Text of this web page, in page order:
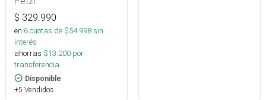
$ 329.990
en 6cuotas de $54.998sin
interés
ahorras $13.200 por
transferencia.
Disponible
+5 Vendidos